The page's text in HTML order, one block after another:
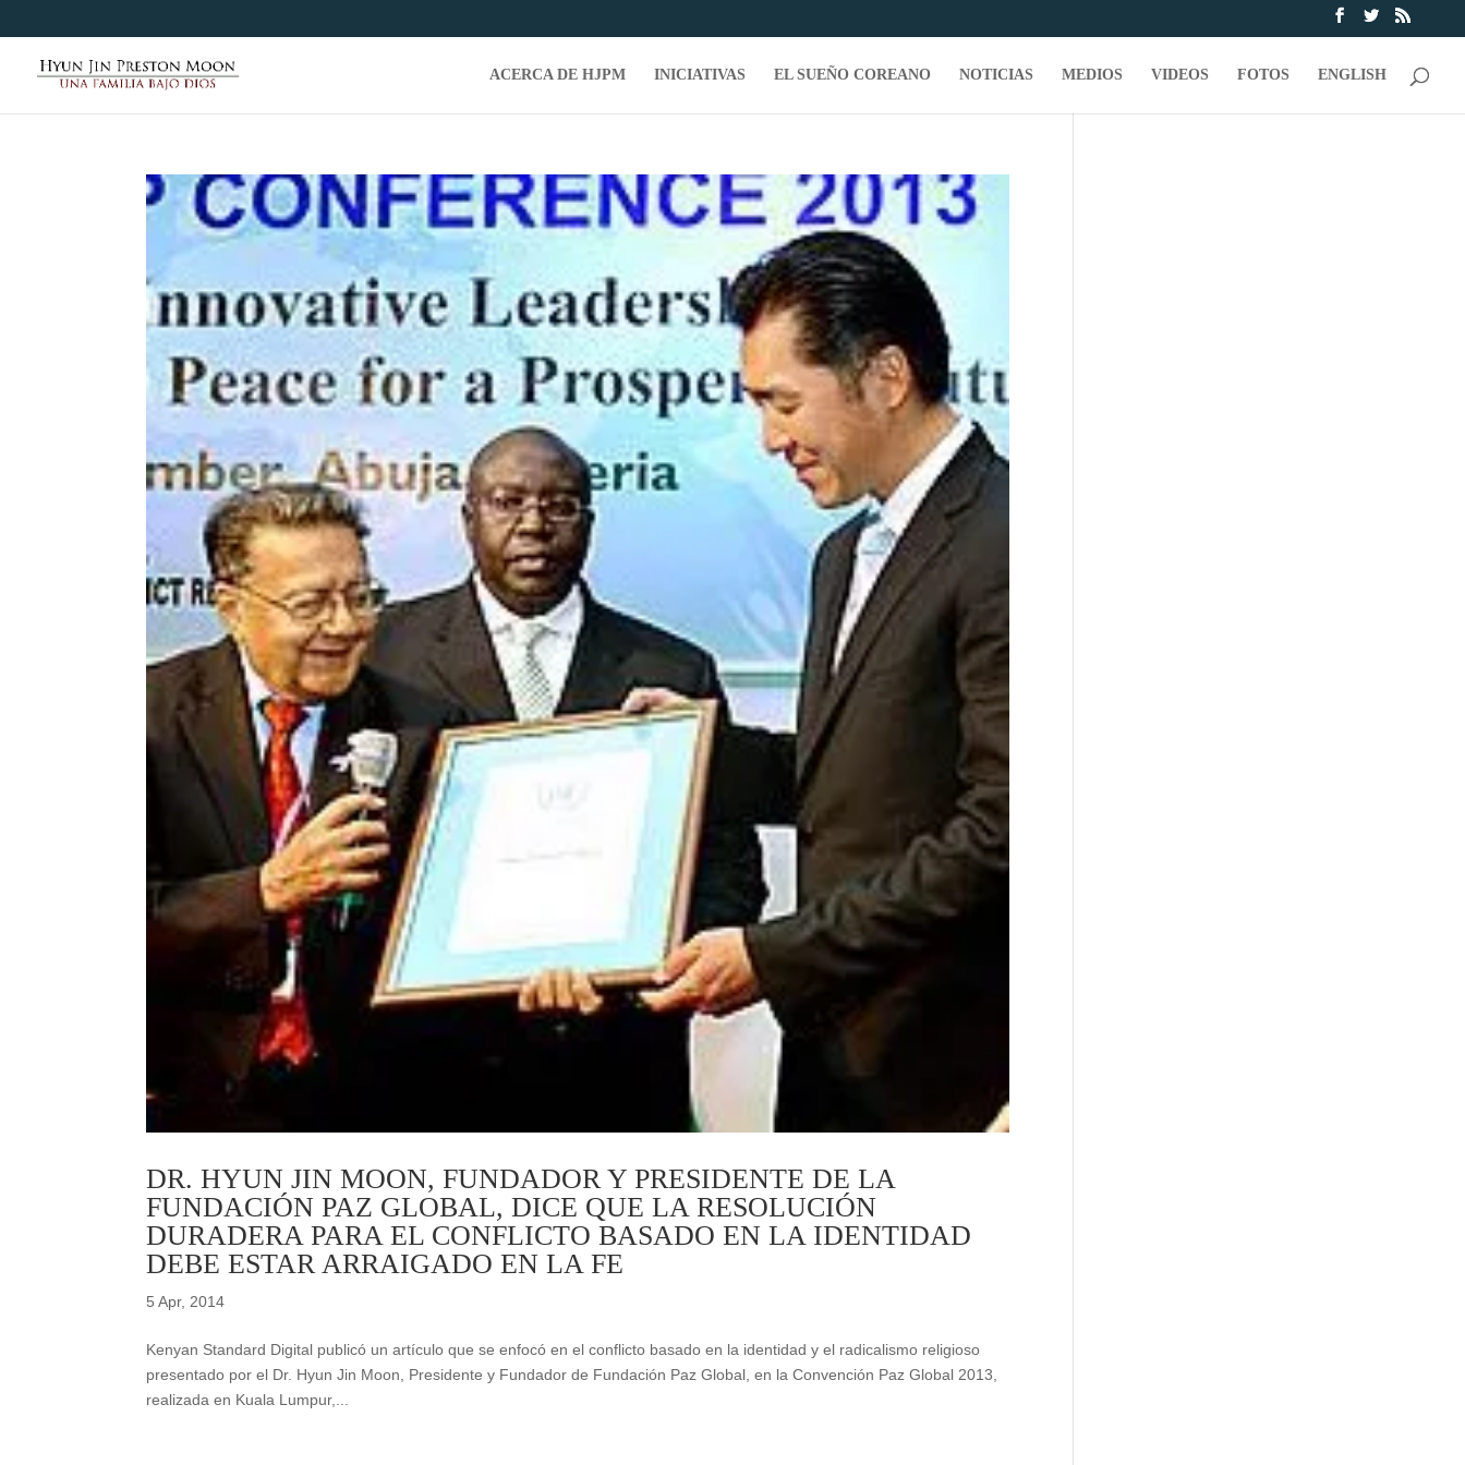
ACERCA DE HJPM INICIATIVAS EL SUEÑO COREANO NOTICIAS MEDIOS VIDEOS FOTOS ENGLISH
DR. HYUN JIN MOON, FUNDADOR Y PRESIDENTE DE LA
FUNDACIÓN PAZ GLOBAL, DICE QUE LA RESOLUCIÓN
DURADERA PARA EL CONFLICTO BASADO EN LA IDENTIDAD
DEBE ESTAR ARRAIGADO EN LA FE
5 Apr, 2014
Kenyan Standard Digital publicó un artículo que se enfocó en el conflicto basado en la identidad y el radicalismo religioso
presentado por el Dr. Hyun Jin Moon, Presidente y Fundador de Fundación Paz Global, en la Convención Paz Global 2013,
realizada en Kuala Lumpur,...